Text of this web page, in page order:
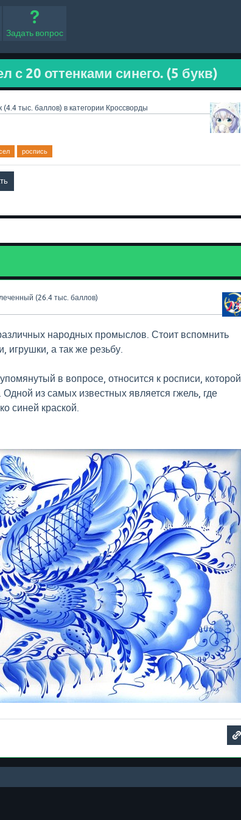
Задать вопрос
20 оттенками синего. (5 букв)
(4.4 тыс. баллов) в категории Кроссворды
роспись
(26.4 тыс.баллов)
народных промыслов. Стоит вспомнить
игрушки, а так же резьбу.
в вопросе, относится к росписи, которой
из самых известных является гжель, где
синей краской.